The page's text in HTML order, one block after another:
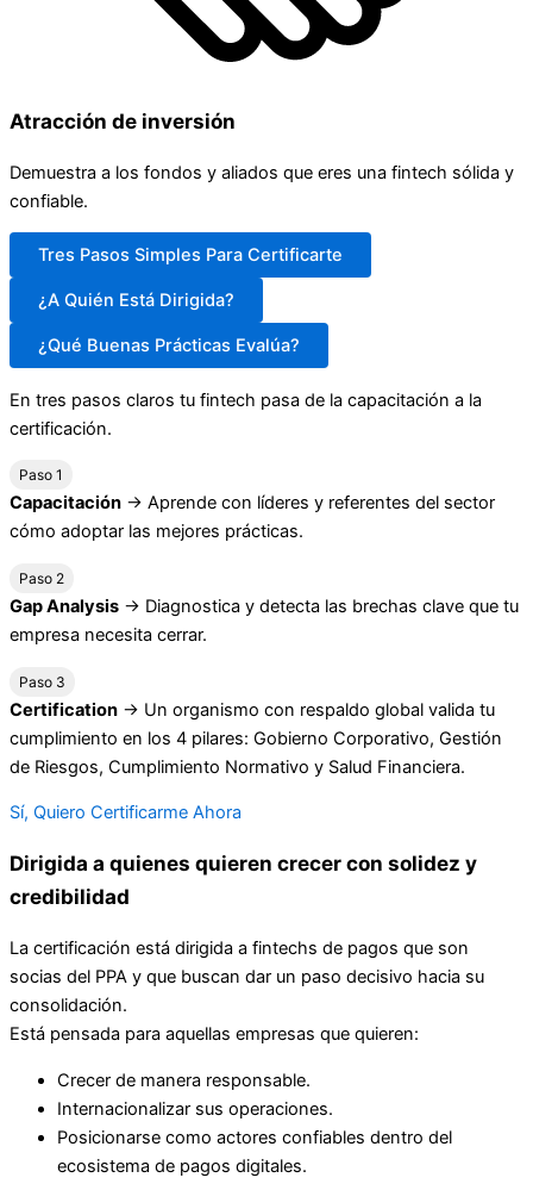
Atracción de inversión
Demuestra a los fondos y aliados que eres una fintech sólida y
confiable.
Tres Pasos Simples Para Certificarte
¿A Quién Está Dirigida?
¿Qué Buenas Prácticas Evalúa?
En tres pasos claros tu fintech pasa de la capacitación a la
certificación.
Paso 1
Capacitación → Aprende con líderes y referentes del sector
cómo adoptar las mejores prácticas.
Paso 2
Gap Analysis → Diagnostica y detecta las brechas clave que tu
empresa necesita cerrar.
Paso 3
Certification → Un organismo con respaldo global valida tu
cumplimiento en los 4 pilares: Gobierno Corporativo, Gestión
de Riesgos, Cumplimiento Normativo y Salud Financiera.
Sí, Quiero Certificarme Ahora
Dirigida a quienes quieren crecer con solidez y
credibilidad
La certificación está dirigida a fintechs de pagos que son
socias del PPA y que buscan dar un paso decisivo hacia su
consolidación.
Está pensada para aquellas empresas que quieren:
Crecer de manera responsable.
Internacionalizar sus operaciones.
Posicionarse como actores confiables dentro del
ecosistema de pagos digitales.